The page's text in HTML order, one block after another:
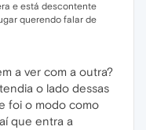
e está descontente
querendo falar de
a ver com a outra?
o lado dessas
foi o modo como
que entra a